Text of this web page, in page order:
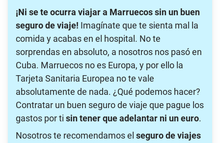
¡Ni se te ocurra viajar a Marruecos sin un buen
seguro de viaje! Imagínate que te sienta mal la
comida y acabas en el hospital. No te
sorprendas en absoluto, a nosotros nos pasó en
Cuba. Marruecos no es Europa, y por ello la
Tarjeta Sanitaria Europea no te vale
absolutamente de nada. ¿Qué podemos hacer?
Contratar un buen seguro de viaje que pague los
gastos por ti sin tener que adelantar ni un euro.
Nosotros te recomendamos el seguro de viajes